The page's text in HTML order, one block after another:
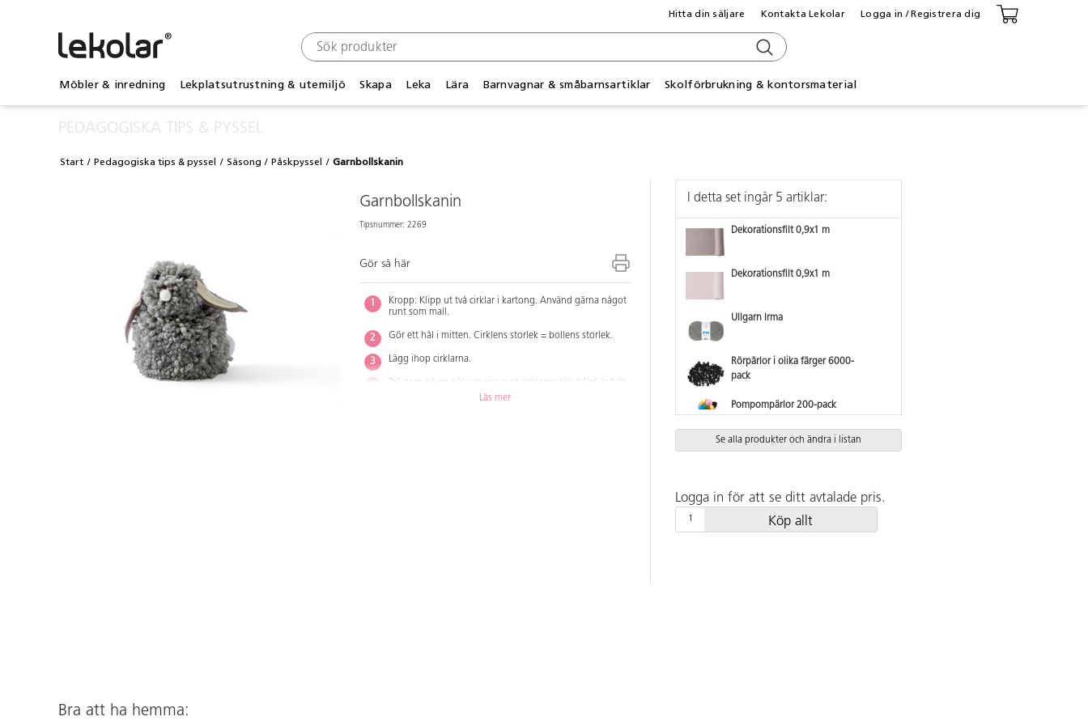
Möbler & inredning Lekplatsutrustning & utemiljö Skapa Leka Lära Barnvagnar & småbarnsartiklar Skolförbrukning & kontorsmaterial
Hitta din säljare Kontakta Lekolar Logga in / Registrera dig
PEDAGOGISKA TIPS & PYSSEL
Start Pedagogiska tips & pyssel Säsong Påskpyssel Garnbollskanin
Garnbollskanin
Tipsnummer: 2269
Gör så här
Kropp: Klipp ut två cirklar i kartong. Använd gärna något
runt som mall.
Gör ett hål i mitten. Cirklens storlek = bollens storlek.
Lägg ihop cirklarna.
Trä garn på en nål och vira runt cirklarna tills hålet är fyllt.
Läs mer
I detta set ingår 5 artiklar:
Dekorationsfilt 0,9x1 m
Dekorationsfilt 0,9x1 m
Ullgarn Irma
Rörpärlor i olika färger 6000-
pack
Pompompärlor 200-pack
Se alla produkter och ändra i listan
Logga in för att se ditt avtalade pris.
Köp allt
Bra att ha hemma: